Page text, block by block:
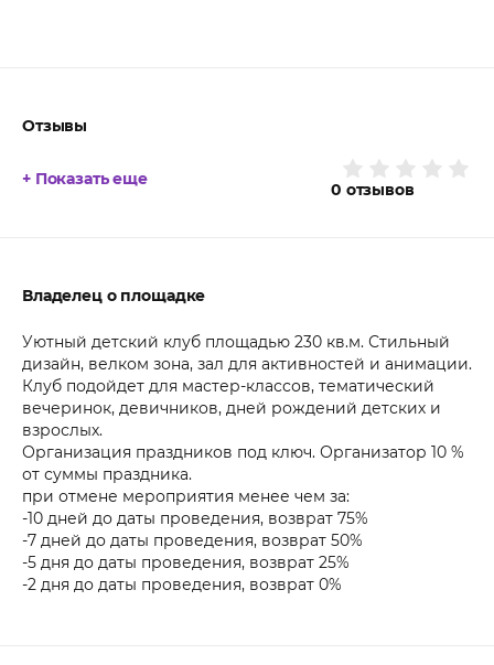
Отзывы
0 отзывов
+ Показать еще
Владелец о площадке
Уютный детский клуб площадью 230 кв.м. Стильный
дизайн, велком зона, зал для активностей и анимации.
Клуб подойдет для мастер-классов, тематический
вечеринок, девичников, дней рождений детских и
взрослых.
Организация праздников под ключ. Организатор 10 %
от суммы праздника.
при отмене мероприятия менее чем за:
-10 дней до даты проведения, возврат 75%
-7 дней до даты проведения, возврат 50%
-5 дня до даты проведения, возврат 25%
-2 дня до даты проведения, возврат 0%